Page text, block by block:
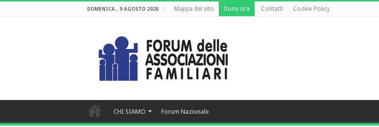
DOMENICA , 9 AGOSTO 2026 Mappa del sito Dona ora Contatti Cookie Policy
CHI SIAMO Forum Nazionale